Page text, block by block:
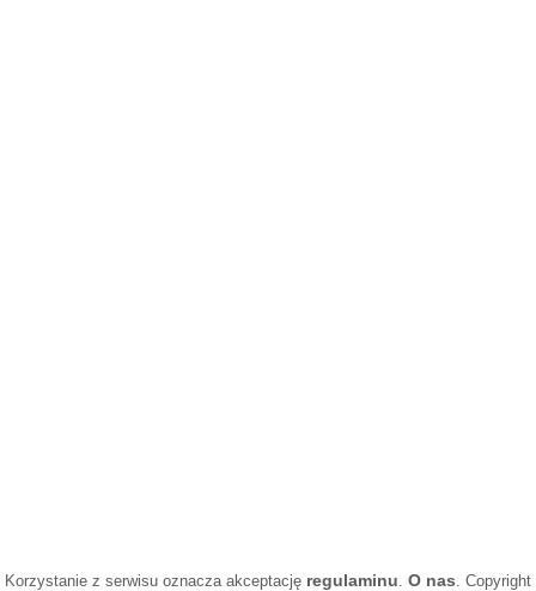
Korzystanie z serwisu oznacza akceptację regulaminu. O nas. Copyright